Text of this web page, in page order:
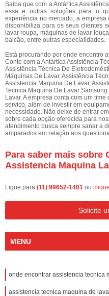
Saiba que com a Antártica
essa e outras soluções para o
experiência no mercado, a
disponibiliza para os seus clientes
lavar roupa, máquinas de lavar
balcão, entre outras especialidades.
Está procurando por onde encontro
Conte com a Antártica Assistência
Assistência Técnica De
Máquinas De Lavar, Assistência
Assistencia Maquina De Lavar,
Tecnica Maquina De Lavar
Lavar. A empresa conta com um
serviço, além de investir em
necessidade. Não deixe de entrar
sobre cada opção oferecida para
atendimento busca sempre sanar a
amparados em relação aos
Para saber mais sobre
Assistencia Maquina
Ligue para (11) 99652-1401 ou
Solicite
MENU
onde encontrar assistencia tecnica
assistencia tecnica maquina de